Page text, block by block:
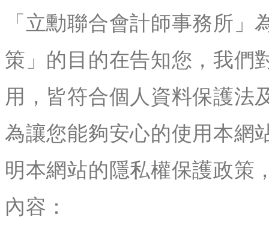
「立勳聯合會計師事務所
策」的目的在告知您，我們
用，皆符合個人資料保護法
為讓您能夠安心的使用本網
明本網站的隱私權保護政策
內容：